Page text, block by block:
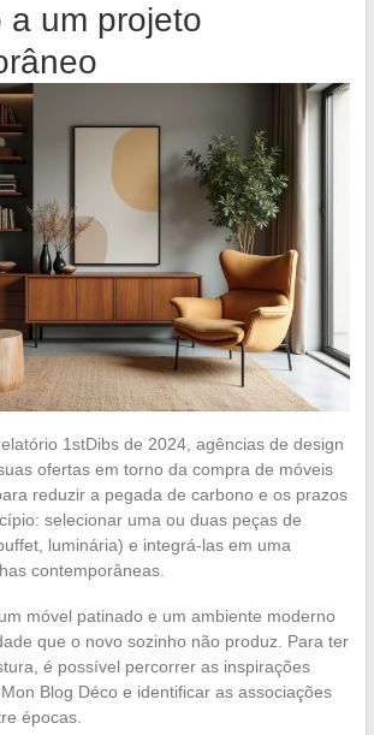
a um projeto
1stDibs de 2024, agências de design
ofertas em torno da compra de móveis
reduzir a pegada de carbono e os prazos
selecionar uma ou duas peças de
luminária) e integrá-las em uma
contemporâneas.
móvel patinado e um ambiente moderno
que o novo sozinho não produz. Para ter
é possível percorrer as inspirações
Blog Déco e identificar as associações
épocas.